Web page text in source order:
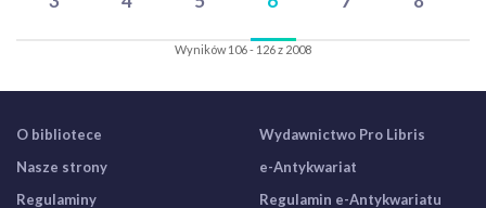
Wyników 106 - 126 z 2008
O bibliotece
Nasze strony
Regulaminy
Wydawnictwo Pro Libris
e-Antykwariat
Regulamin e-Antykwariatu